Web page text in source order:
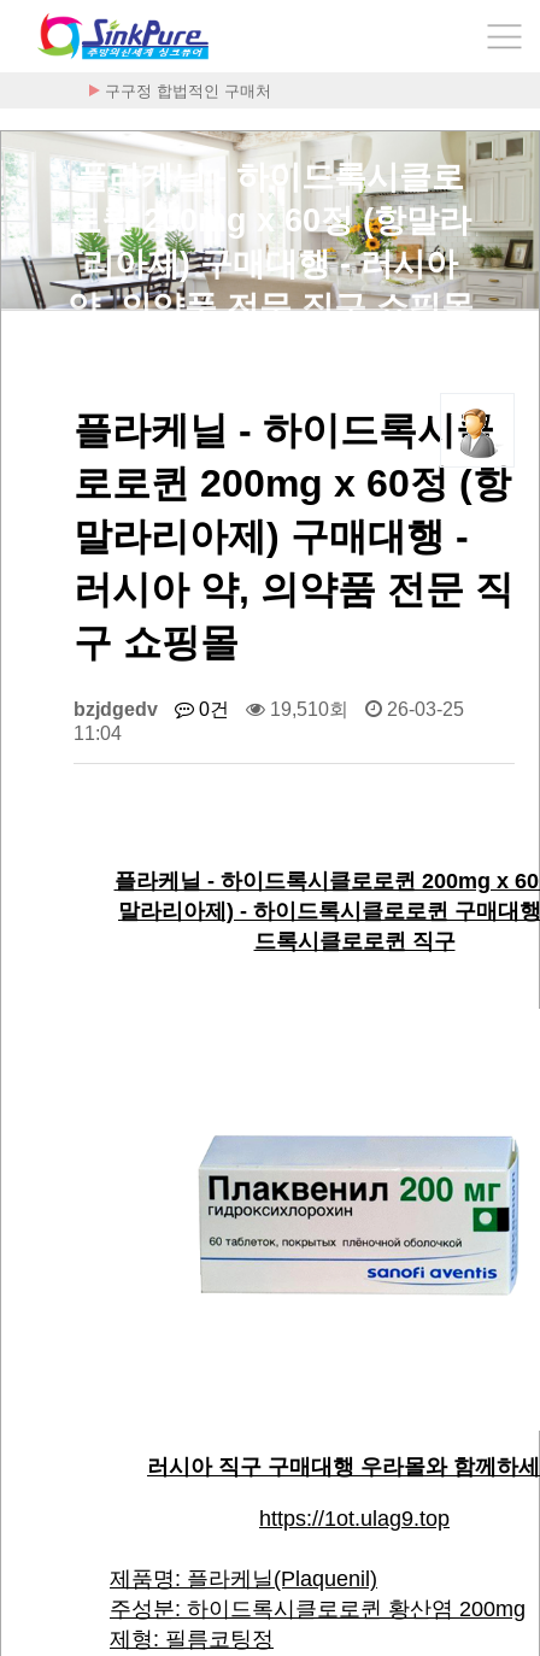
구구정 합법적인 구매처
플라케닐 - 하이드록시클로
로퀸 200mg x 60정 (항말라
리아제) 구매대행 - 러시아
약, 의약품 전문 직구 쇼핑몰
플라케닐 - 하이드록시클
로로퀸 200mg x 60정 (항
말라리아제) 구매대행 -
러시아 약, 의약품 전문 직
구 쇼핑몰
bzjdgedv 0건 19,510회
26-03-25
11:04
플라케닐 - 하이드록시클로로퀸 200mg x
말라리아제) - 하이드록시클로로퀸 구매대
드록시클로로퀸 직구
러시아 직구 구매대행 우라몰와 함께하
https://1ot.ulag9.top
제품명: 플라케닐(Plaquenil)
주성분: 하이드록시클로로퀸 황산염 200mg
제형: 필름코팅정